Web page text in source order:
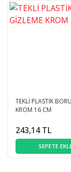
TEKLİ PLASTİK
KROM 16 CM
243,14 TL
SEPETE